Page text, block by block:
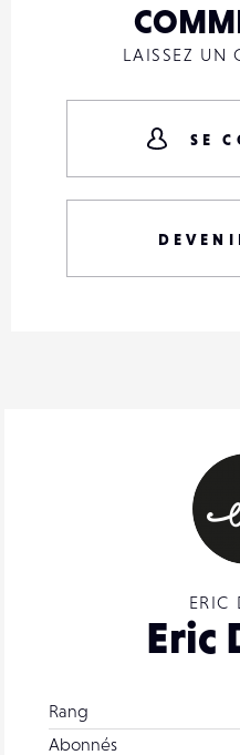
ERIC
Eric
Rang
Abonnés
LAISSEZ UN
SE